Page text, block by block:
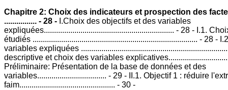
Chapitre 2: Choix des indicateurs et prospection des
................ - 28 - I.Choix des objectifs et des variables
expliquées................................................................ - 28 - I.1.
étudiés ................................................................................. - 28 -
variables expliquées
descriptive et choix des variables
Préliminaire: Présentation de la base de données et des
variables.................................. - 29 - II.1. Objectif 1 : réduire
faim............................................... - 30 -